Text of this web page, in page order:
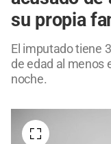
su propia
El imputado tiene
de edad al menos
noche.